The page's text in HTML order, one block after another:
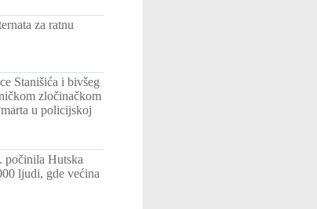
za ratnu
Stanišića i bivšeg
zločinačkom
u policijskoj
počinila Hutska
ljudi, gde većina